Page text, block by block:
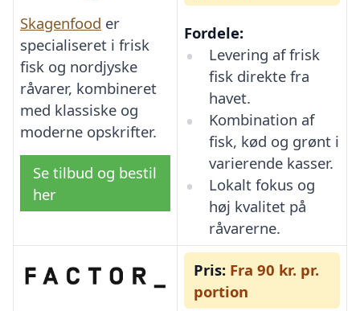
Skagenfood er
specialiseret i frisk
fisk og nordjyske
råvarer, kombineret
med klassiske og
moderne opskrifter.
Se tilbud og bestil
her
Fordele:
Levering af frisk
fisk direkte fra
havet.
Kombination af
fisk, kød og grønt i
varierende kasser.
Lokalt fokus og
høj kvalitet på
råvarerne.
Pris: Fra 90 kr. pr.
portion